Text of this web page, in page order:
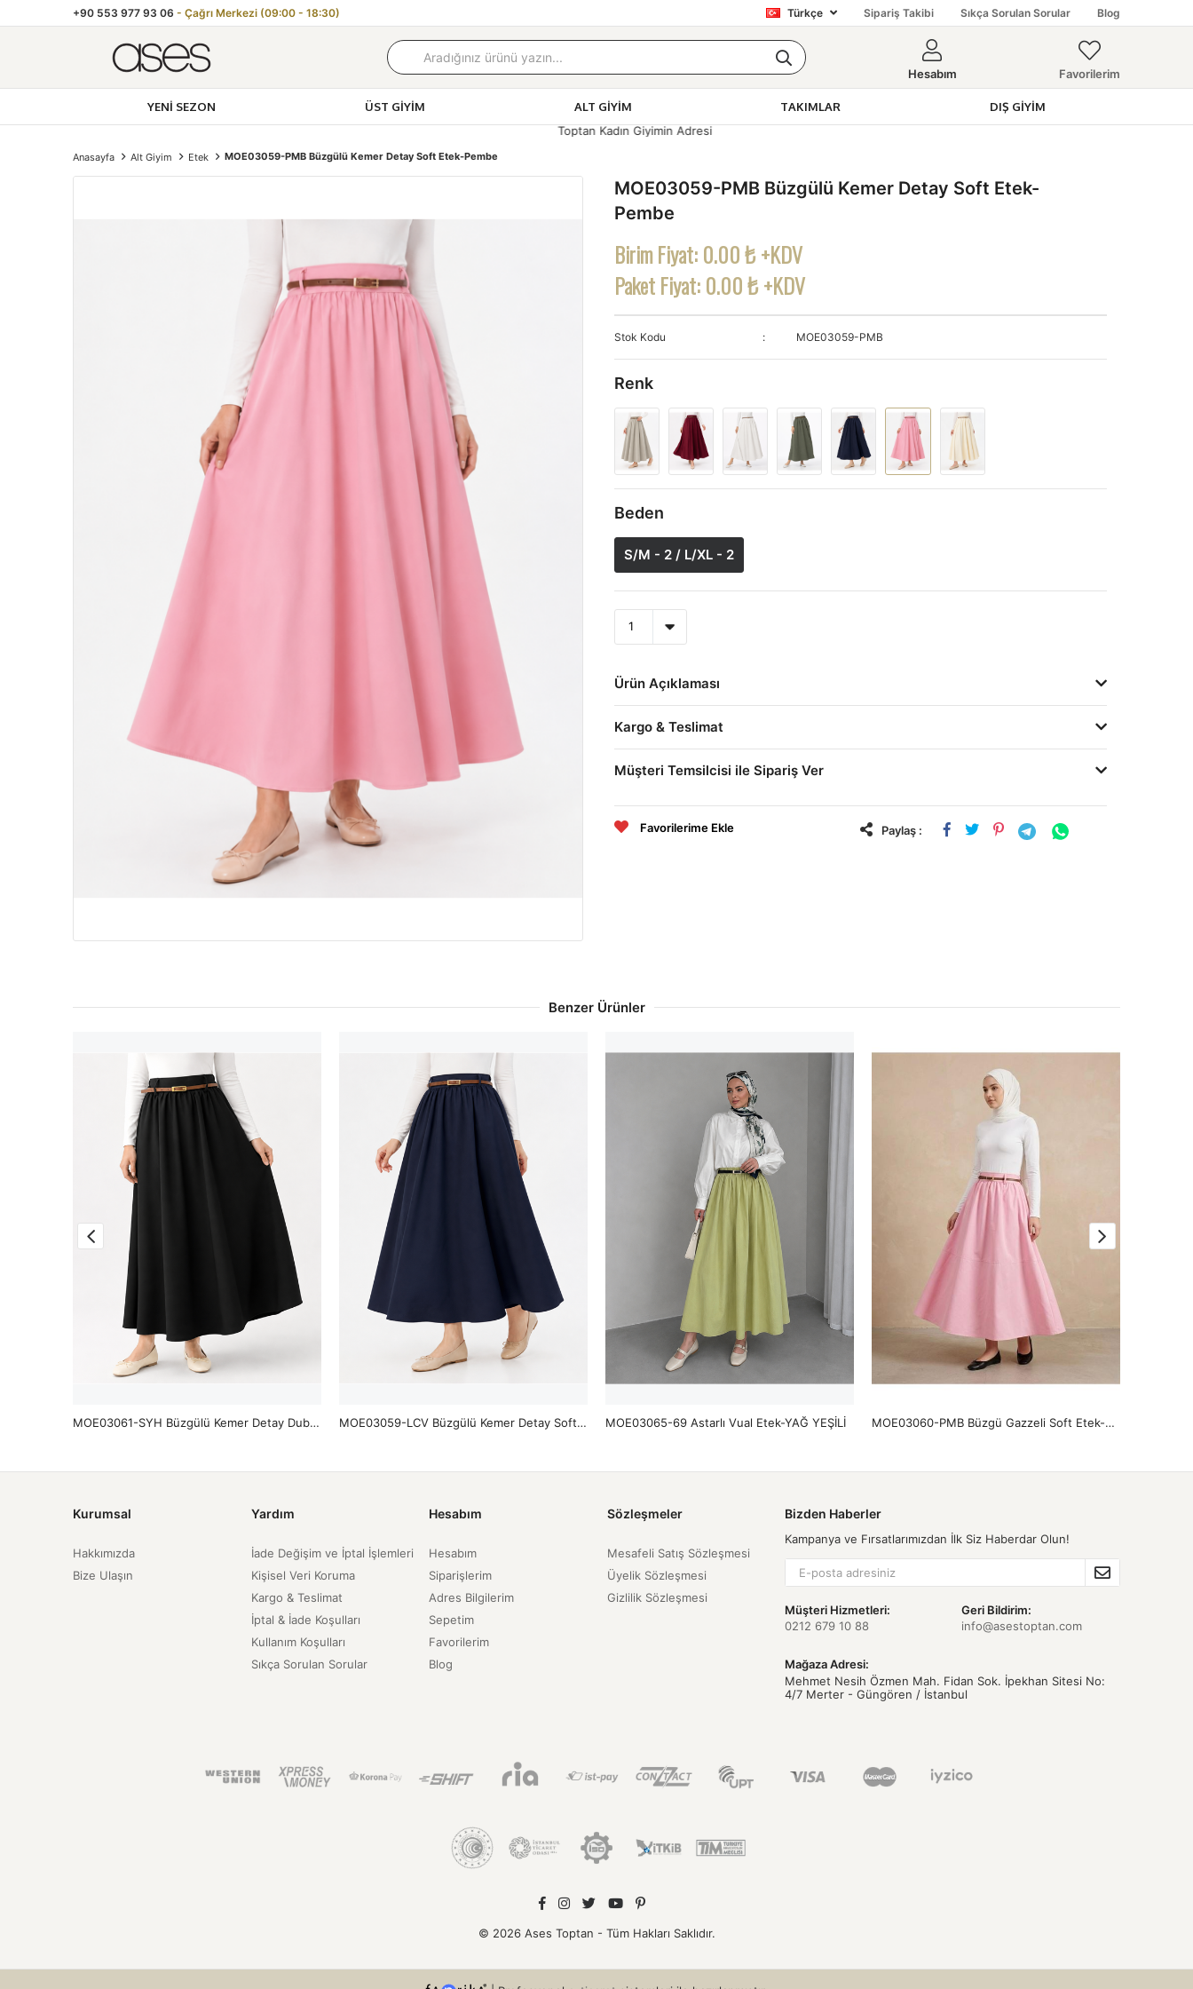
+90 553 977 93 06- Çağrı Merkezi (09:00 - 18:30) Türkçe Sipariş Takibi Sıkça Sorulan Sorular Blog
Hesabım Favorilerim
YENI SEZON ÜST GIYIM ALT GIYIM TAKIMLAR
DIŞ GIYIM
Toptan Kadın Giyimin Adresi
Anasayfa Alt Giyim Etek MOE03059-PMB Büzgülü Kemer Detay Soft Etek-Pembe
MOE03059-PMB Büzgülü Kemer Detay Soft Etek-
Pembe
Birim Fiyat:0.00 ₺ +KDV
Paket Fiyat:0.00 ₺ +KDV
Stok Kodu MOE03059-PMB
Renk
Beden
S/M - 2 / L/XL - 2
Ürün Açıklaması
Kargo & Teslimat
Müşteri Temsilcisi ile Sipariş Ver
Favorilerime Ekle Paylaş :
Benzer Ürünler
MOE03061-SYH Büzgülü Kemer Detay Dubai Etek-Siyah MOE03059-LCV Büzgülü Kemer Detay Soft Etek-Lacivert MOE03065-69 Astarlı Vual Etek-YAĞ YEŞİLİ MOE03060-PMB Büzgü Gazzeli Soft Etek-Pembe
Kurumsal
Hakkımızda
Bize Ulaşın
Yardım
İade Değişim ve İptal İşlemleri
Kişisel Veri Koruma
Kargo & Teslimat
İptal & İade Koşulları
Kullanım Koşulları
Sıkça Sorulan Sorular
Hesabım
Hesabım
Siparişlerim
Adres Bilgilerim
Sepetim
Favorilerim
Blog
Sözleşmeler
Mesafeli Satış Sözleşmesi
Üyelik Sözleşmesi
Gizlilik Sözleşmesi
Bizden Haberler
Kampanya ve Fırsatlarımızdan İlk Siz Haberdar Olun!
Müşteri Hizmetleri:
0212 679 10 88
Geri Bildirim:
info@asestoptan.com
Mağaza Adresi:
Mehmet Nesih Özmen Mah. Fidan Sok. İpekhan Sitesi No:
4/7 Merter - Güngören / İstanbul
© 2026 Ases Toptan - Tüm Hakları Saklıdır.